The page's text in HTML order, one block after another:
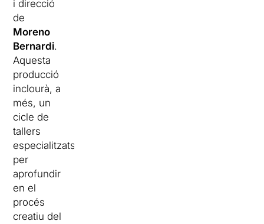
i direcció
de
Moreno
Bernardi.
Aquesta
producció
inclourà, a
més, un
cicle de
tallers
especialitzats
per
aprofundir
en el
procés
creatiu del